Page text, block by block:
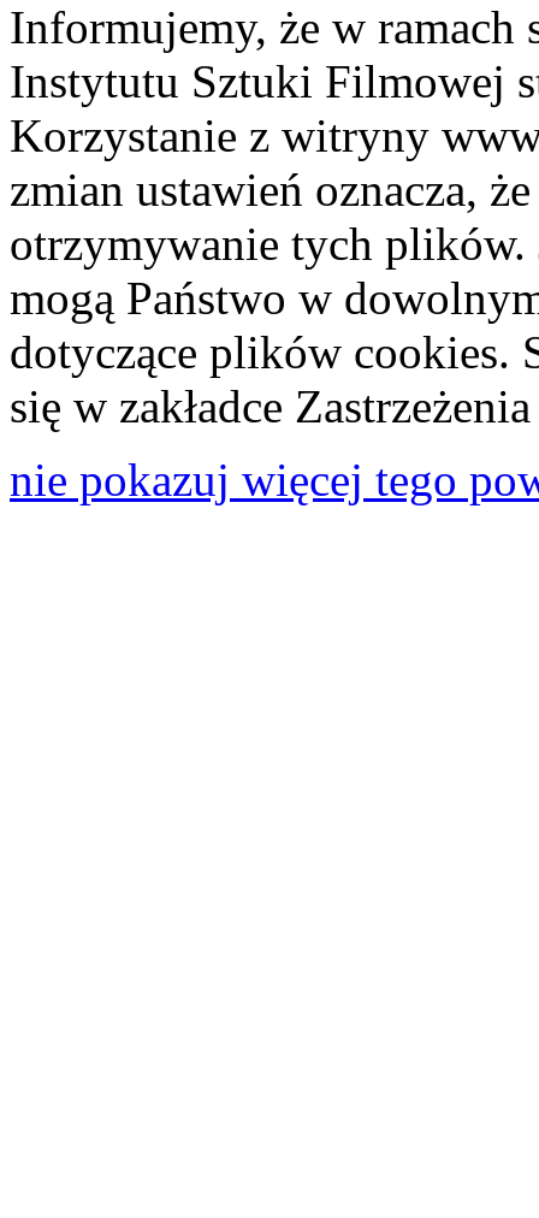
Informujemy, że w ramach
Instytutu Sztuki Filmowej
Korzystanie z witryny
zmian ustawień oznacza,
otrzymywanie tych plików.
mogą Państwo w
dotyczące plików cookies.
się w zakładce
nie pokazuj więcej tego